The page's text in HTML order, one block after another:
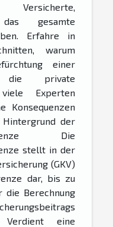
Versicherte,
gesamte
Erfahre in
warum
einer
die private
viele Experten
Konsequenzen
der
Die
stellt in der
(GKV)
dar, bis zu
die Berechnung
Verdient eine